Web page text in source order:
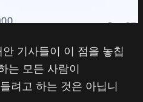
기사들이 이 점을 놓칩
는 모든 사람이
려고 하는 것은 아닙니